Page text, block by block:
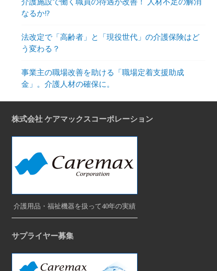
なるか!?
法改定で「高齢者」と「現役世代」の介護保険はど
う変わる？
事業主の職場改善を助ける「職場定着支援助成
金」。介護人材の確保に。
株式会社 ケアマックスコーポレーション
介護用品・福祉機器を扱って40年の実績
サプライヤー募集